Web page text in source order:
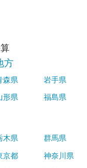
方
森県 岩手県
形県 福島県
木県 群馬県
京都 神奈川県